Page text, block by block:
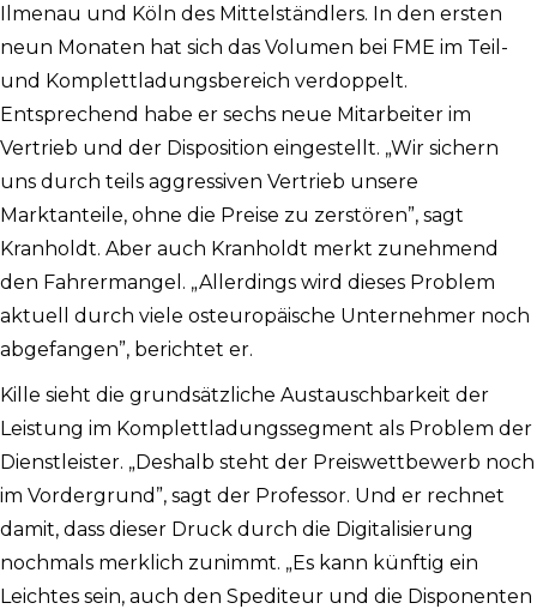
Ilmenau und Köln des Mittelständlers. In den ersten
neun Monaten hat sich das Volumen bei FME im Teil-
und Komplettladungsbereich verdoppelt.
Entsprechend habe er sechs neue Mitarbeiter im
Vertrieb und der Disposition eingestellt. „Wir sichern
uns durch teils aggressiven Vertrieb unsere
Marktanteile, ohne die Preise zu zerstören”, sagt
Kranholdt. Aber auch Kranholdt merkt zunehmend
den Fahrermangel. „Allerdings wird dieses Problem
aktuell durch viele osteuropäische Unternehmer noch
abgefangen”, berichtet er.
Kille sieht die grundsätzliche Austauschbarkeit der
Leistung im Komplettladungssegment als Problem der
Dienstleister. „Deshalb steht der Preiswettbewerb noch
im Vordergrund”, sagt der Professor. Und er rechnet
damit, dass dieser Druck durch die Digitalisierung
nochmals merklich zunimmt. „Es kann künftig ein
Leichtes sein, auch den Spediteur und die Disponenten